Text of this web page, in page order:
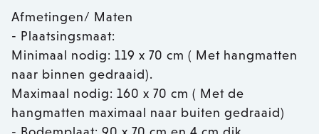
Afmetingen/ Maten
- Plaatsingsmaat:
Minimaal nodig: 119 x 70 cm ( Met hangmatten
naar binnen gedraaid).
Maximaal nodig: 160 x 70 cm ( Met de
hangmatten maximaal naar buiten gedraaid)